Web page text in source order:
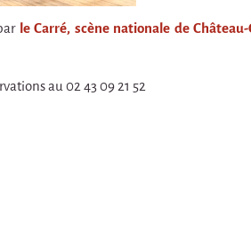
le Carré, scène nationale de
au 02 43 09 21 52